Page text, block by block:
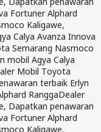
Fortuner Alphard
Kaligawe,
Calya Avanza Innova
Semarang Nasmoco
mobil Agya Calya
Mobil Toyota
terbaik Erlyn
RanggaDealer
Dapatkan penawaran
Fortuner Alphard
Kaligawe,